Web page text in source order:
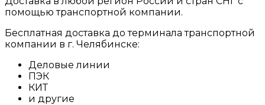
помощью транспортной компании.
Бесплатная доставка до терминала транспортной
компании в г. Челябинске:
Деловые линии
ПЭК
КИТ
и другие